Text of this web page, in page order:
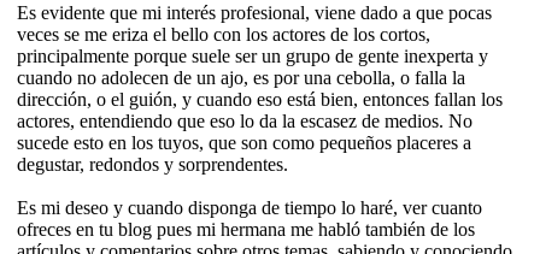
Es evidente que mi interés profesional, viene dado a que pocas
veces se me eriza el bello con los actores de los cortos,
principalmente porque suele ser un grupo de gente inexperta y
cuando no adolecen de un ajo, es por una cebolla, o falla la
dirección, o el guión, y cuando eso está bien, entonces fallan los
actores, entendiendo que eso lo da la escasez de medios. No
sucede esto en los tuyos, que son como pequeños placeres a
degustar, redondos y sorprendentes.
Es mi deseo y cuando disponga de tiempo lo haré, ver cuanto
ofreces en tu blog pues mi hermana me habló también de los